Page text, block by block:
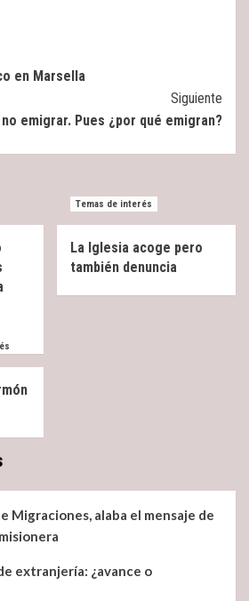
en Marsella
Siguiente
emigrar. Pues ¿por qué emigran?
Temas de interés
La Iglesia acoge pero
también denuncia
Migraciones, alaba el mensaje de
extranjería: ¿avance o